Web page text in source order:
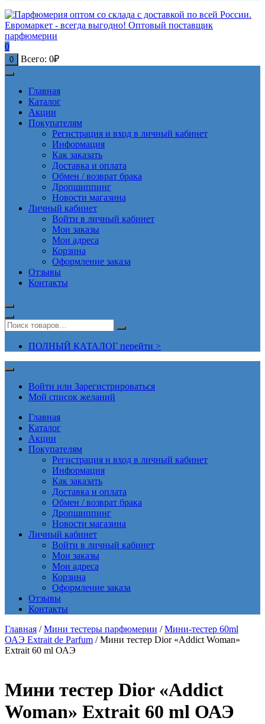
0
0 Всего: 0₽
Главная
Каталог
Акции
Покупателям
Регистрация и вход в личный кабинет
Информация
Как заказать
Доставка и оплата
Обмен / возврат брака
Дропшиппинг
Новости магазина
Личный кабинет
Войти в личный кабинет
Мои заказы
Мои адреса
Корзина
Оформление заказа
Отзывы
Контакты
ПОЛНЫЙ КАТАЛОГ перейти >
Войти или Зарегистрироваться
Мой список желаний
Главная
Каталог
Акции
Покупателям
Регистрация и вход в личный кабинет
Информация
Как заказать
Доставка и оплата
Обмен / возврат брака
Дропшиппинг
Новости магазина
Личный кабинет
Войти в личный кабинет
Мои заказы
Мои адреса
Корзина
Оформление заказа
Отзывы
Контакты
Главная /Мини тестеры парфюмерии /Мини-тестер 60ml
ОАЭ Extrait de Parfum / Мини тестер Dior «Addict Woman»
Extrait 60 ml ОАЭ
Мини тестер Dior «Addict
Woman» Extrait 60 ml ОАЭ